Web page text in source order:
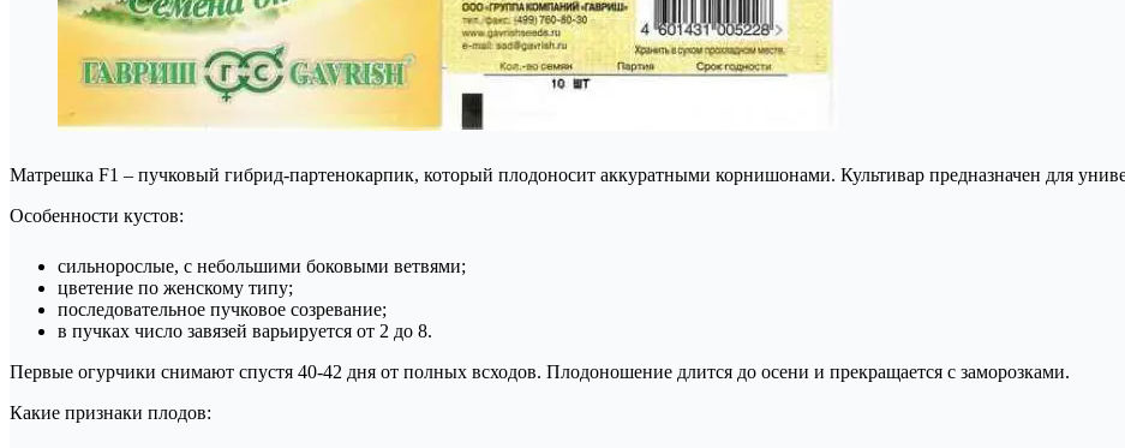
Матрешка F1 – пучковый гибрид-партенокарпик, который плодоносит аккуратными корнишонами. Культивар предназначен для
Особенности кустов:
сильнорослые, с небольшими боковыми ветвями;
цветение по женскому типу;
последовательное пучковое созревание;
в пучках число завязей варьируется от 2 до 8.
Первые огурчики снимают спустя 40-42 дня от полных всходов. Плодоношение длится до осени и прекращается с заморозками.
Какие признаки плодов: